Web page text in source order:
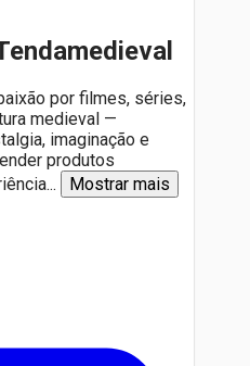
por filmes, séries,
medieval —
imaginação e
produtos
... Mostrar mais